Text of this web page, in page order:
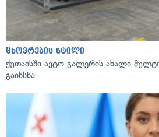
ცხოვრების სტილი
ქუთაისში ავტო გალერის ახალი
გაიხსნა